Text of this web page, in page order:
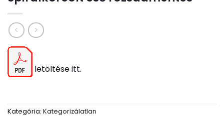
letöltéseitt.
Kategória: Kategorizálatlan